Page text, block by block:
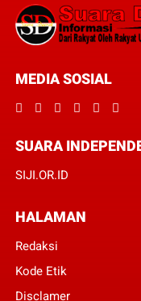
MEDIA SOSIAL
SUARA
SIJI.OR.ID
HALAMAN
Redaksi
Kode Etik
Disclamer